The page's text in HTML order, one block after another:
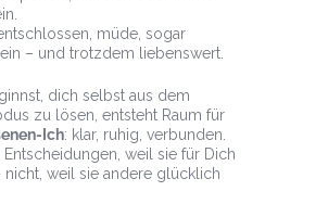
müde, sogar
– und trotzdem liebenswert.
dich selbst aus dem
zu lösen, entsteht Raum für
Ich: klar, ruhig, verbunden.
Entscheidungen, weil sie für Dich
nicht, weil sie andere glücklich